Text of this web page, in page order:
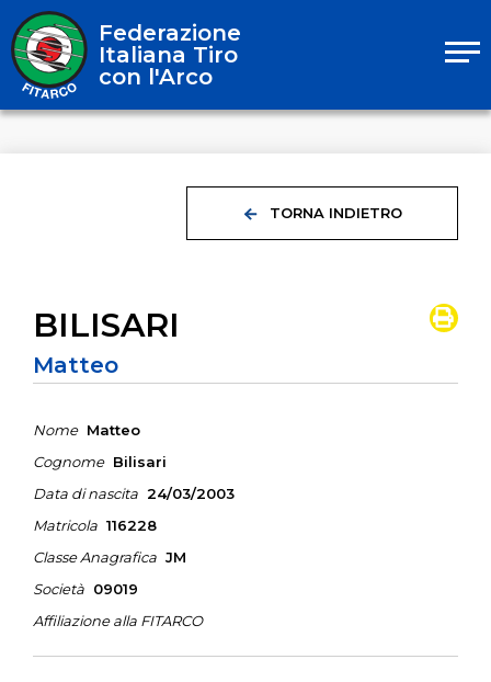
Federazione
Italiana Tiro
con l'Arco
TORNA INDIETRO
BILISARI
Matteo
Nome Matteo
Cognome Bilisari
Data di nascita 24/03/2003
Matricola 116228
Classe Anagrafica JM
Società 09019
Affiliazione alla FITARCO